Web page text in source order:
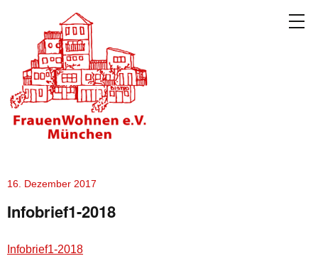
16. Dezember 2017
Infobrief1-2018
Infobrief1-2018